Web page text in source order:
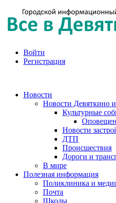
Войти
Регистрация
Новости
Новости Девяткино
Культурные
Новости
ДТП
Происшествия
Дороги и
В мире
Полезная информация
Поликлиника и
Почта
Школы